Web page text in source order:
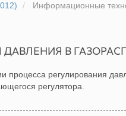
Информационные
В
процесса регулирования
регулятора.